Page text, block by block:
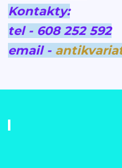
Kontakty:
tel - 608 252 592
email -